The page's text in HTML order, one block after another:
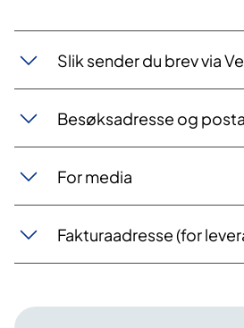
Slik sender du brev via
Besøksadresse og​
For media
Fakturaadresse (​​for